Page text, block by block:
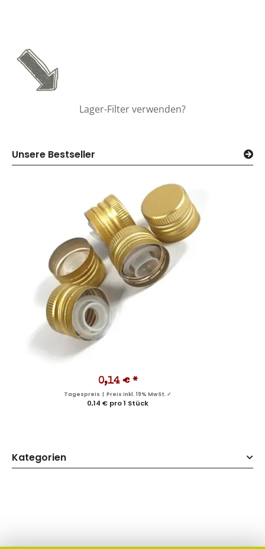
Lager-Filter verwenden?
Unsere Bestseller
0,14 € *
Tagespreis | Preis inkl. 19% MwSt. ✓
0,14 € pro 1 Stück
Kategorien